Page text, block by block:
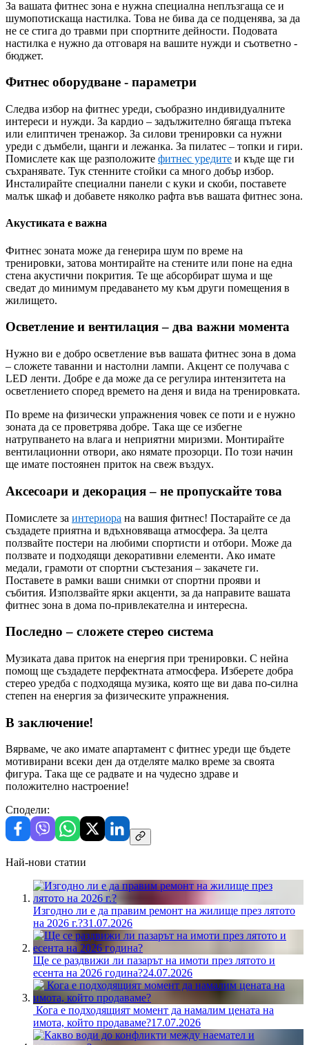
За вашата фитнес зона е нужна специална неплъзгаща се и
шумопотискаща настилка. Това не бива да се подценява, за да
не се стига до травми при спортните дейности. Подовата
настилка е нужно да отговаря на вашите нужди и съответно -
бюджет.
Фитнес оборудване - параметри
Следва избор на фитнес уреди, съобразно индивидуалните
интереси и нужди. За кардио – задължително бягаща пътека
или елиптичен тренажор. За силови тренировки са нужни
уреди с дъмбели, щанги и лежанка. За пилатес – топки и гири.
Помислете как ще разположите фитнес уредите и къде ще ги
съхранявате. Тук стенните стойки са много добър избор.
Инсталирайте специални панели с куки и скоби, поставете
малък шкаф и добавете няколко рафта във вашата фитнес зона.
Акустиката е важна
Фитнес зоната може да генерира шум по време на
тренировки, затова монтирайте на стените или поне на една
стена акустични покрития. Те ще абсорбират шума и ще
сведат до минимум предаването му към други помещения в
жилището.
Осветление и вентилация – два важни момента
Нужно ви е добро осветление във вашата фитнес зона в дома
– сложете таванни и настолни лампи. Акцент се получава с
LED ленти. Добре е да може да се регулира интензитета на
осветлението според времето на деня и вида на тренировката.
По време на физически упражнения човек се поти и е нужно
зоната да се проветрява добре. Така ще се избегне
натрупването на влага и неприятни миризми. Монтирайте
вентилационни отвори, ако нямате прозорци. По този начин
ще имате постоянен приток на свеж въздух.
Аксесоари и декорация – не пропускайте това
Помислете за интериора на вашия фитнес! Постарайте се да
създадете приятна и вдъхновяваща атмосфера. За целта
ползвайте постери на любими спортисти и отбори. Може да
ползвате и подходящи декоративни елементи. Ако имате
медали, грамоти от спортни състезания – закачете ги.
Поставете в рамки ваши снимки от спортни прояви и
събития. Използвайте ярки акценти, за да направите вашата
фитнес зона в дома по-привлекателна и интересна.
Последно – сложете стерео система
Музиката дава приток на енергия при тренировки. С нейна
помощ ще създадете перфектната атмосфера. Изберете добра
стерео уредба с подходяща музика, която ще ви дава по-силна
степен на енергия за физическите упражнения.
В заключение!
Вярваме, че ако имате апартамент с фитнес уреди ще бъдете
мотивирани всеки ден да отделяте малко време за своята
фигура. Така ще се радвате и на чудесно здраве и
положително настроение!
Сподели:
Най-нови статии
Изгодно ли е да правим ремонт на жилище през лятото
на 2026 г.?31.07.2026
Ще се раздвижи ли пазарът на имоти през лятото и
есента на 2026 година?24.07.2026
Кога е подходящият момент да намалим цената на
имота, който продаваме?17.07.2026